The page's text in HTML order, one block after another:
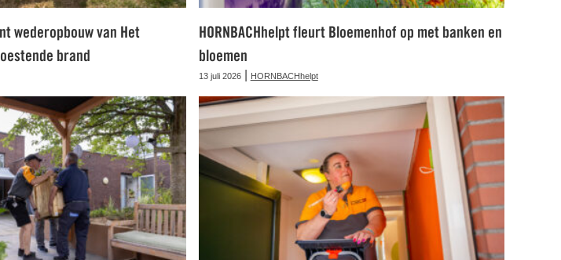
wederopbouw van Het
brand
HORNBACHhelpt fleurt Bloemenhof op met banken en
bloemen
13 juli 2026| HORNBACHhelpt